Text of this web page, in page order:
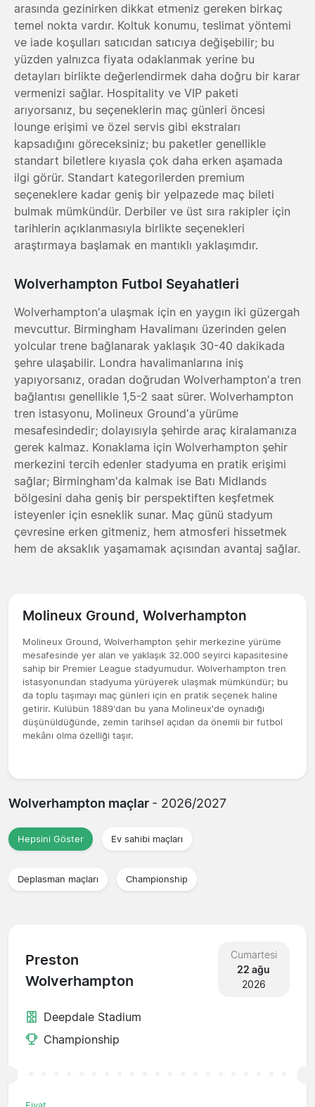
arasında gezinirken dikkat etmeniz gereken birkaç
temel nokta vardır. Koltuk konumu, teslimat yöntemi
ve iade koşulları satıcıdan satıcıya değişebilir; bu
yüzden yalnızca fiyata odaklanmak yerine bu
detayları birlikte değerlendirmek daha doğru bir karar
vermenizi sağlar. Hospitality ve VIP paketi
arıyorsanız, bu seçeneklerin maç günleri öncesi
lounge erişimi ve özel servis gibi ekstraları
kapsadığını göreceksiniz; bu paketler genellikle
standart biletlere kıyasla çok daha erken aşamada
ilgi görür. Standart kategorilerden premium
seçeneklere kadar geniş bir yelpazede maç bileti
bulmak mümkündür. Derbiler ve üst sıra rakipler için
tarihlerin açıklanmasıyla birlikte seçenekleri
araştırmaya başlamak en mantıklı yaklaşımdır.
Wolverhampton Futbol Seyahatleri
Wolverhampton'a ulaşmak için en yaygın iki güzergah
mevcuttur. Birmingham Havalimanı üzerinden gelen
yolcular trene bağlanarak yaklaşık 30-40 dakikada
şehre ulaşabilir. Londra havalimanlarına iniş
yapıyorsanız, oradan doğrudan Wolverhampton'a tren
bağlantısı genellikle 1,5-2 saat sürer. Wolverhampton
tren istasyonu, Molineux Ground'a yürüme
mesafesindedir; dolayısıyla şehirde araç kiralamanıza
gerek kalmaz. Konaklama için Wolverhampton şehir
merkezini tercih edenler stadyuma en pratik erişimi
sağlar; Birmingham'da kalmak ise Batı Midlands
bölgesini daha geniş bir perspektiften keşfetmek
isteyenler için esneklik sunar. Maç günü stadyum
çevresine erken gitmeniz, hem atmosferi hissetmek
hem de aksaklık yaşamamak açısından avantaj sağlar.
Molineux Ground, Wolverhampton
Molineux Ground, Wolverhampton şehir merkezine yürüme
mesafesinde yer alan ve yaklaşık 32.000 seyirci kapasitesine
sahip bir Premier League stadyumudur. Wolverhampton tren
istasyonundan stadyuma yürüyerek ulaşmak mümkündür; bu
da toplu taşımayı maç günleri için en pratik seçenek haline
getirir. Kulübün 1889'dan bu yana Molineux'de oynadığı
düşünüldüğünde, zemin tarihsel açıdan da önemli bir futbol
mekânı olma özelliği taşır.
Wolverhampton maçlar - 2026/2027
Hepsini Göster Ev sahibi maçları
Deplasman maçları Championship
Preston
Wolverhampton
Cumartesi
22 ağu
2026
Deepdale Stadium
Championship